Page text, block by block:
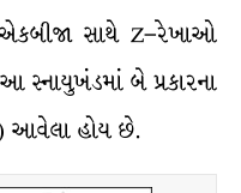
સાથે Z–રેખાઓ
સ્નાયુખંડમાં બે પ્રકારના
આવેલા હોય છે.